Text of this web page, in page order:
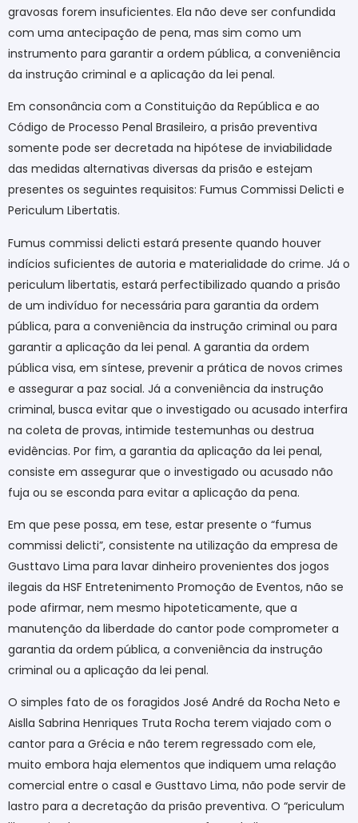
gravosas forem insuficientes. Ela não deve ser confundida
com uma antecipação de pena, mas sim como um
instrumento para garantir a ordem pública, a conveniência
da instrução criminal e a aplicação da lei penal.
Em consonância com a Constituição da República e ao
Código de Processo Penal Brasileiro, a prisão preventiva
somente pode ser decretada na hipótese de inviabilidade
das medidas alternativas diversas da prisão e estejam
presentes os seguintes requisitos: Fumus Commissi Delicti e
Periculum Libertatis.
Fumus commissi delicti estará presente quando houver
indícios suficientes de autoria e materialidade do crime. Já o
periculum libertatis, estará perfectibilizado quando a prisão
de um indivíduo for necessária para garantia da ordem
pública, para a conveniência da instrução criminal ou para
garantir a aplicação da lei penal. A garantia da ordem
pública visa, em síntese, prevenir a prática de novos crimes
e assegurar a paz social. Já a conveniência da instrução
criminal, busca evitar que o investigado ou acusado interfira
na coleta de provas, intimide testemunhas ou destrua
evidências. Por fim, a garantia da aplicação da lei penal,
consiste em assegurar que o investigado ou acusado não
fuja ou se esconda para evitar a aplicação da pena.
Em que pese possa, em tese, estar presente o “fumus
commissi delicti”, consistente na utilização da empresa de
Gusttavo Lima para lavar dinheiro provenientes dos jogos
ilegais da HSF Entretenimento Promoção de Eventos, não se
pode afirmar, nem mesmo hipoteticamente, que a
manutenção da liberdade do cantor pode comprometer a
garantia da ordem pública, a conveniência da instrução
criminal ou a aplicação da lei penal.
O simples fato de os foragidos José André da Rocha Neto e
Aislla Sabrina Henriques Truta Rocha terem viajado com o
cantor para a Grécia e não terem regressado com ele,
muito embora haja elementos que indiquem uma relação
comercial entre o casal e Gusttavo Lima, não pode servir de
lastro para a decretação da prisão preventiva. O “periculum